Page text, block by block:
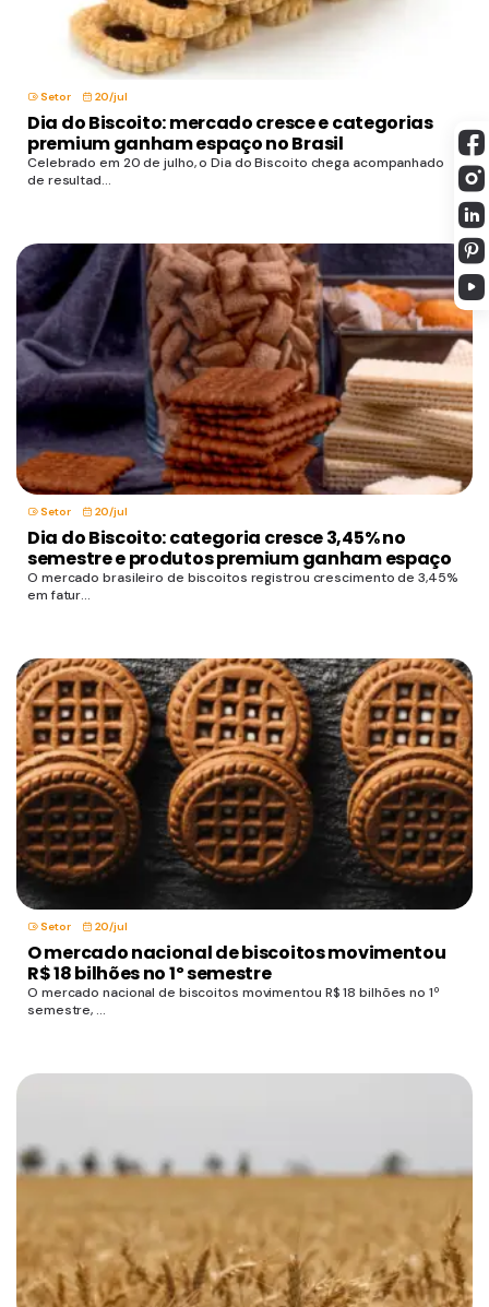
Setor 20/jul
Dia do Biscoito: mercado cresce e categorias
premium ganham espaço no Brasil
Celebrado em 20 de julho, o Dia do Biscoito chega acompanhado
de resultad...
Setor 20/jul
Dia do Biscoito: categoria cresce 3,45% no
semestre e produtos premium ganham espaço
O mercado brasileiro de biscoitos registrou crescimento de 3,45%
em fatur...
Setor 20/jul
O mercado nacional de biscoitos movimentou
R$ 18 bilhões no 1º semestre
O mercado nacional de biscoitos movimentou R$ 18 bilhões no 1º
semestre, ...